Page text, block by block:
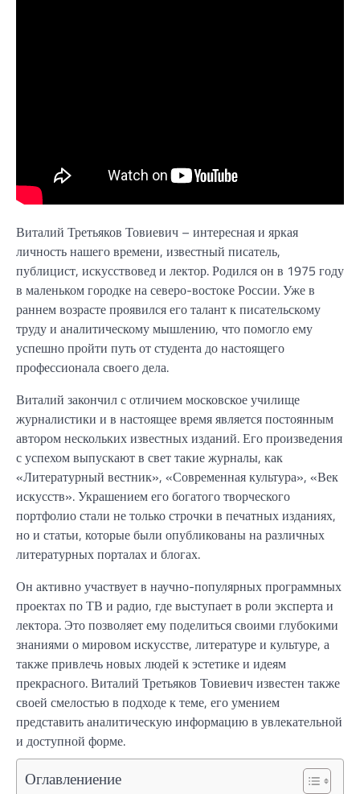
Виталий Третьяков Товиевич – интересная и яркая
личность нашего времени, известный писатель,
публицист, искусствовед и лектор. Родился он в 1975 году
в маленьком городке на северо-востоке России. Уже в
раннем возрасте проявился его талант к писательскому
труду и аналитическому мышлению, что помогло ему
успешно пройти путь от студента до настоящего
профессионала своего дела.
Виталий закончил с отличием московское училище
журналистики и в настоящее время является постоянным
автором нескольких известных изданий. Его произведения
с успехом выпускают в свет такие журналы, как
«Литературный вестник», «Современная культура», «Век
искусств». Украшением его богатого творческого
портфолио стали не только строчки в печатных изданиях,
но и статьи, которые были опубликованы на различных
литературных порталах и блогах.
Он активно участвует в научно-популярных программных
проектах по ТВ и радио, где выступает в роли эксперта и
лектора. Это позволяет ему поделиться своими глубокими
знаниями о мировом искусстве, литературе и культуре, а
также привлечь новых людей к эстетике и идеям
прекрасного. Виталий Третьяков Товиевич известен также
своей смелостью в подходе к теме, его умением
представить аналитическую информацию в увлекательной
и доступной форме.
Оглавлениение